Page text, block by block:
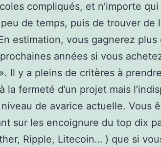
compliqués, et n’importe
de temps, puis de trouver de
estimation, vous gagnerez plus
années si vous
Il y a pleins de critères à
la fermeté d’un projet mais
de avarice actuelle. Vous
sur les encoignure du top dix
Ripple, Litecoin… ) que si